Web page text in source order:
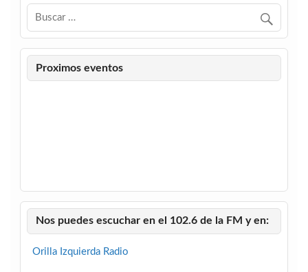
Proximos eventos
Nos puedes escuchar en el 102.6 de la FM y en:
Orilla Izquierda Radio